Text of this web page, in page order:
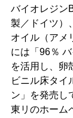
バイオレジン
製／ドイツ）
オイル（アメ
には「96％
を活用し、卵
ビニル床タイ
ン」を発売し
東リのホーム